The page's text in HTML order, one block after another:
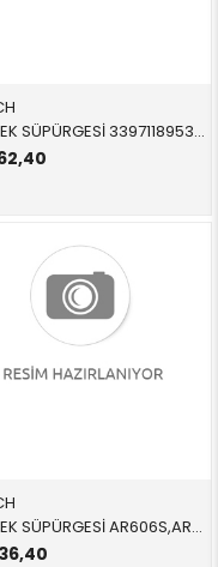
SİLECEK SÜPÜRGESİ 3397118953 61612183576 61612183576 F25 TAKIM ÖN 2012-2019
SİLECEK SÜPÜRGESİ AR606S,AR614S 3397118910,3397014271 61610039697 LR064428 F15,F16 TAKIM ÖN 2017- AR606S